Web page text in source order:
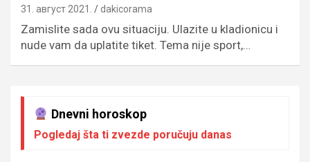
31. август 2021. dakicorama
Zamislite sada ovu situaciju. Ulazite u kladionicu i
nude vam da uplatite tiket. Tema nije sport,…
Dnevni horoskop
Pogledaj šta ti zvezde poručuju danas